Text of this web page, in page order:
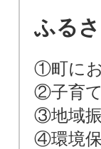
ふる
①町に
②子育
③地域
④環境